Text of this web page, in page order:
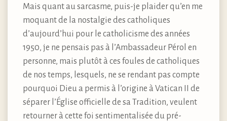
Mais quant au sarcasme, puis-je plaider qu’en me
moquant de la nostalgie des catholiques
d’aujourd’hui pour le catholicisme des années
1950, je ne pensais pas à l’Ambassadeur Pérol en
personne, mais plutôt à ces foules de catholiques
de nos temps, lesquels, ne se rendant pas compte
pourquoi Dieu a permis à l’origine à Vatican II de
séparer l’Église officielle de sa Tradition, veulent
retourner à cette foi sentimentalisée du pré-